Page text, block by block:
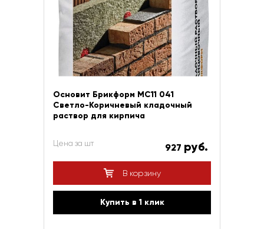
Основит Брикформ МС11 041
Светло-Коричневый кладочный
раствор для кирпича
Цена за шт 927 руб.
В корзину
Купить в 1 клик